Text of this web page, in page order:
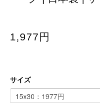
1,977円
サイズ